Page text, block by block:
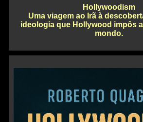
Hollywoodism
Uma viagem ao Irã à
ideologia que Hollywood impôs
mondo.